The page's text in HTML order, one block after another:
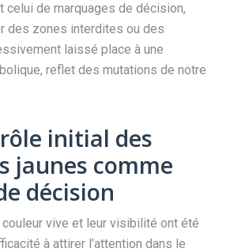
celui de marquages de décision,
des zones interdites ou des
laissé place à une
reflet des mutations de notre
initial des
jaunes comme
décision
vive et leur visibilité ont été
à attirer l’attention dans le